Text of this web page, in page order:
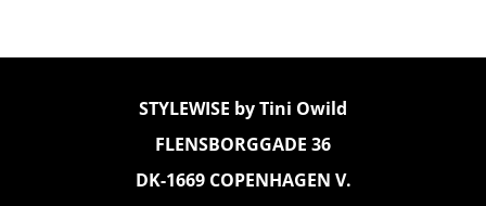
STYLEWISE by Tini Owild
FLENSBORGGADE 36
DK-1669 COPENHAGEN V.